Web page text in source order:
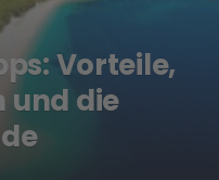
Vorteile,
und die